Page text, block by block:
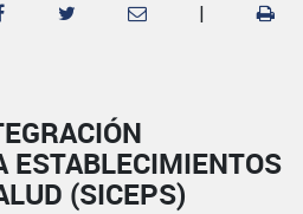
|
ESTABLECIMIENTOS
(SICEPS)